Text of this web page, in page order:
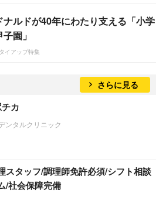
ナルドが40年にわたり支える「小学
園」
イアップ特集
さらに見る
カ
ンタルクリニック
スタッフ/調理師免許必須/シフト相談
/社会保障完備